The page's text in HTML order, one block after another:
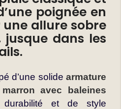
poignée en
allure sobre
jusque dans les
d’une solide armature
avec baleines
et de style